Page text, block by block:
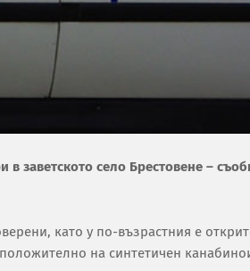
заветското село Брестовене –
като у по-възрастния е
на синтетичен